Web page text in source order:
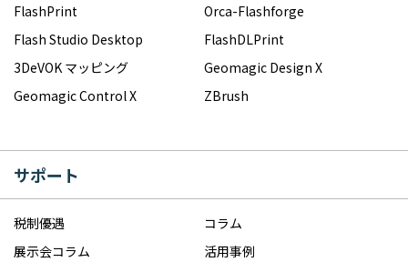
FlashPrint
Orca-Flashforge
Flash Studio Desktop
FlashDLPrint
3DeVOK マッピング
Geomagic Design X
Geomagic Control X
ZBrush
サポート
税制優遇
コラム
展示会コラム
活用事例